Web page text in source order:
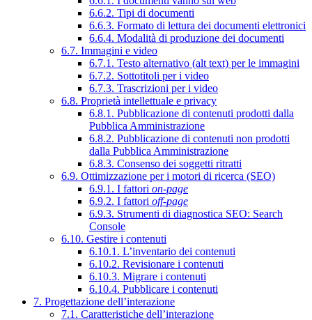
6.6.2. Tipi di documenti
6.6.3. Formato di lettura dei documenti elettronici
6.6.4. Modalità di produzione dei documenti
6.7. Immagini e video
6.7.1. Testo alternativo (alt text) per le immagini
6.7.2. Sottotitoli per i video
6.7.3. Trascrizioni per i video
6.8. Proprietà intellettuale e privacy
6.8.1. Pubblicazione di contenuti prodotti dalla
Pubblica Amministrazione
6.8.2. Pubblicazione di contenuti non prodotti
dalla Pubblica Amministrazione
6.8.3. Consenso dei soggetti ritratti
6.9. Ottimizzazione per i motori di ricerca (SEO)
6.9.1. I fattori on-page
6.9.2. I fattori off-page
6.9.3. Strumenti di diagnostica SEO: Search
Console
6.10. Gestire i contenuti
6.10.1. L’inventario dei contenuti
6.10.2. Revisionare i contenuti
6.10.3. Migrare i contenuti
6.10.4. Pubblicare i contenuti
7. Progettazione dell’interazione
7.1. Caratteristiche dell’interazione